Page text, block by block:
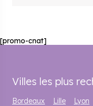
[promo-cnat]
Villes les plus
Bordeaux Lille Lyon